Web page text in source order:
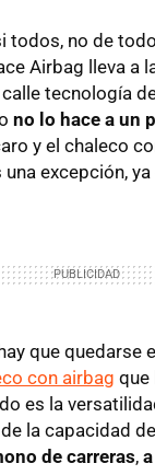
todos, no de
Airbag lleva a
tecnología
no lo hace a un
y el chaleco
excepción,
que quedarse
con airbag que
es la
la capacidad
de carreras,